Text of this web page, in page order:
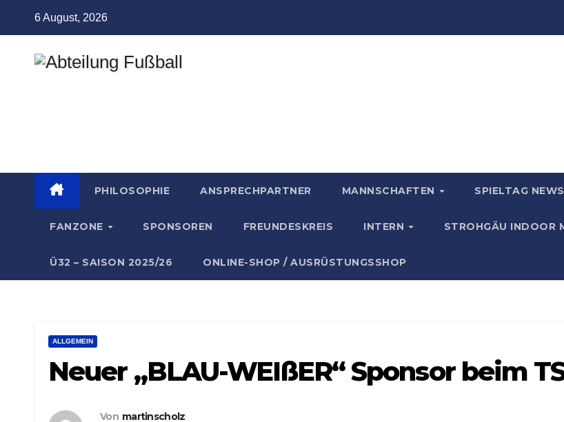
6 August, 2026
PHILOSOPHIE ANSPRECHPARTNER MANNSCHAFTEN SPIELTAG NEWS
FANZONE SPONSOREN FREUNDESKREIS INTERN STROHGÄU INDOOR
Ü32 – SAISON 2025/26 ONLINE-SHOP / AUSRÜSTUNGSSHOP
ALLGEMEIN
Neuer „BLAU-WEIßER“ Sponsor beim
Von martinscholz